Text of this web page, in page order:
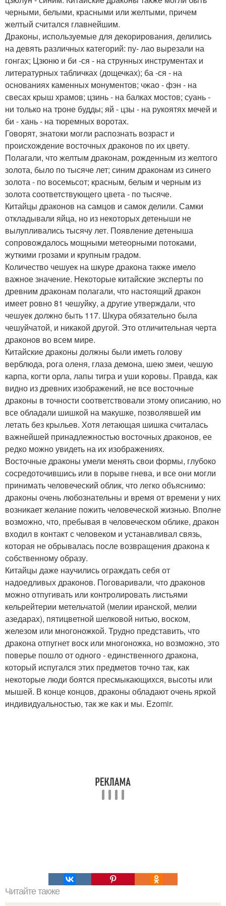
черными, белыми, красными или желтыми, причем
желтый считался главнейшим.
Драконы, используемые для декорирования, делились
на девять различных категорий: пу- лао вырезали на
гонгах; Цзюню и би -ся - на струнных инструментах и
литературных табличках (дощечках); ба -ся - на
основаниях каменных монументов; чжао - фэн - на
свесах крыш храмов; цзинь - на балках мостов; суань -
ни только на троне будды; яй - цзы - на рукоятях мечей и
би - хань - на тюремных воротах.
Говорят, знатоки могли распознать возраст и
происхождение восточных драконов по их цвету.
Полагали, что желтым драконам, рожденным из желтого
золота, было по тысяче лет; синим драконам из синего
золота - по восемьсот; красным, белым и черным из
золота соответствующего цвета - по тысяче.
Китайцы драконов на самцов и самок делили. Самки
откладывали яйца, но из некоторых детеныши не
вылупливались тысячу лет. Появление детеныша
сопровождалось мощными метеорными потоками,
жуткими грозами и крупным градом.
Количество чешуек на шкуре дракона также имело
важное значение. Некоторые китайские эксперты по
древним драконам полагали, что настоящий дракон
имеет ровно 81 чешуйку, а другие утверждали, что
чешуек должно быть 117. Шкура обязательно была
чешуйчатой, и никакой другой. Это отличительная черта
драконов во всем мире.
Китайские драконы должны были иметь голову
верблюда, рога оленя, глаза демона, шею змеи, чешую
карпа, когти орла, лапы тигра и уши коровы. Правда, как
видно из древних изображений, не все восточные
драконы в точности соответствовали этому описанию, но
все обладали шишкой на макушке, позволявшей им
летать без крыльев. Хотя летающая шишка считалась
важнейшей принадлежностью восточных драконов, ее
редко можно увидеть на их изображениях.
Восточные драконы умели менять свои формы, глубоко
сосредоточившись или в порыве гнева, и все они могли
принимать человеческий облик, что легко объяснимо:
драконы очень любознательны и время от времени у них
возникает желание пожить человеческой жизнью. Вполне
возможно, что, пребывая в человеческом облике, дракон
входил в контакт с человеком и устанавливал связь,
которая не обрывалась после возвращения дракона к
собственному образу.
Китайцы даже научились ограждать себя от
надоедливых драконов. Поговаривали, что драконов
можно отпугивать или контролировать листьями
кельрейтерии метельчатой (мелии иранской, мелии
азедарах), пятицветной шелковой нитью, воском,
железом или многоножкой. Трудно представить, что
дракона отпугнет воск или многоножка, но возможно, это
поверье пошло от одного - единственного дракона,
который испугался этих предметов точно так, как
некоторые люди боятся пресмыкающихся, высоты или
мышей. В конце концов, драконы обладают очень яркой
индивидуальностью, так же как и мы. Ezomir.
Читайте также